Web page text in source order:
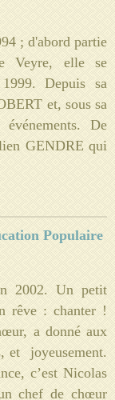
; d'abord partie
Veyre, elle se
Depuis sa
et, sous sa
De
GENDRE qui
Populaire
2002. Un petit
rêve : chanter !
a donné aux
et joyeusement.
c’est Nicolas
chef de chœur